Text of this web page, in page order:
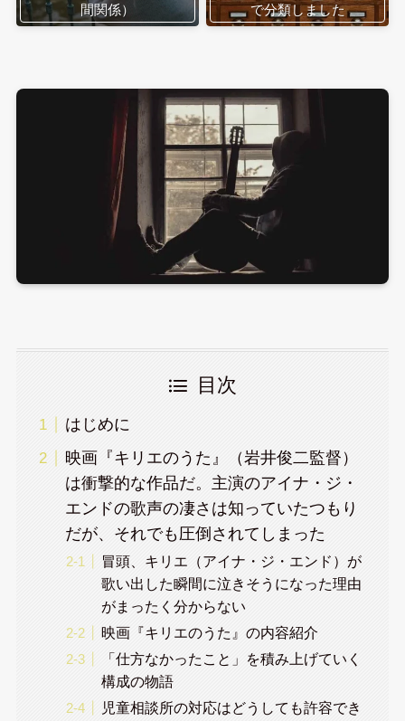
間関係）
で分類しました
目次
はじめに
映画『キリエのうた』（岩井俊二監督）
は衝撃的な作品だ。主演のアイナ・ジ・
エンドの歌声の凄さは知っていたつもり
だが、それでも圧倒されてしまった
冒頭、キリエ（アイナ・ジ・エンド）が
歌い出した瞬間に泣きそうになった理由
がまったく分からない
映画『キリエのうた』の内容紹介
「仕方なかったこと」を積み上げていく
構成の物語
児童相談所の対応はどうしても許容でき